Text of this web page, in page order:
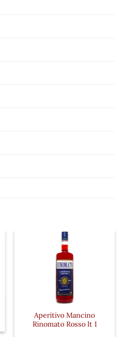
Aperitivo Mancino
Rinomato Rosso lt 1